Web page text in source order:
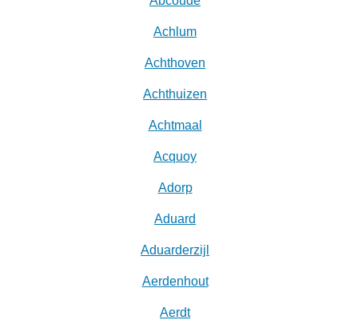
Achlum
Achthoven
Achthuizen
Achtmaal
Acquoy
Adorp
Aduard
Aduarderzijl
Aerdenhout
Aerdt